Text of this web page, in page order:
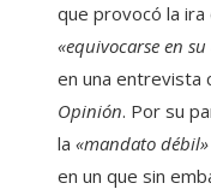
que provocó la ira
«equivocarse en
en una entrevista
Opinión. Por su
la «mandato débil»
en un que sin